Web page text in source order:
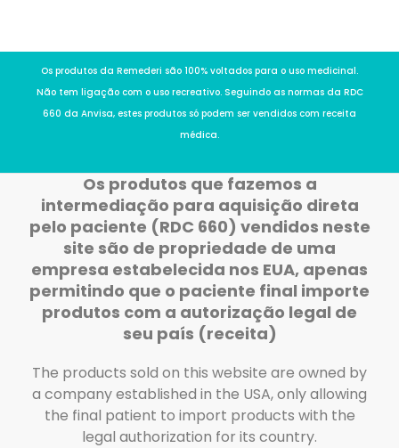
Os produtos da Remederi são 100% voltados para o uso medicinal.
Não tem ligação com o uso recreativo. Seguindo as normas da RDC
660 da Anvisa, estes produtos só podem ser vendidos com receita
médica.
Os produtos que fazemos a
intermediação para aquisição direta
pelo paciente (RDC 660) vendidos neste
site são de propriedade de uma
empresa estabelecida nos EUA, apenas
permitindo que o paciente final importe
produtos com a autorização legal de
seu país (receita)
The products sold on this website are owned by
a company established in the USA, only allowing
the final patient to import products with the
legal authorization for its country.